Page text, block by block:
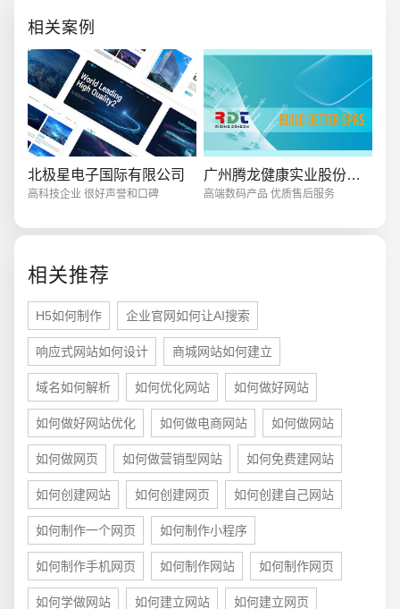
相关案例
北极星电子国际有限公司
高科技企业 很好声誉和口碑
广州腾龙健康实业股份有限公司
高端数码产品 优质售后服务
相关推荐
H5如何制作 企业官网如何让AI搜索
响应式网站如何设计 商城网站如何建立
域名如何解析 如何优化网站 如何做好网站
如何做好网站优化 如何做电商网站 如何做网站
如何做网页 如何做营销型网站 如何免费建网站
如何创建网站 如何创建网页 如何创建自己网站
如何制作一个网页 如何制作小程序
如何制作手机网页 如何制作网站 如何制作网页
如何学做网站 如何建立网站 如何建立网页
创意品牌型网站 · 标准企业官网建设 外贸网